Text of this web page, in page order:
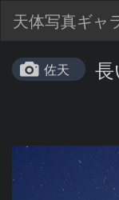
天体写真ギャ
佐天